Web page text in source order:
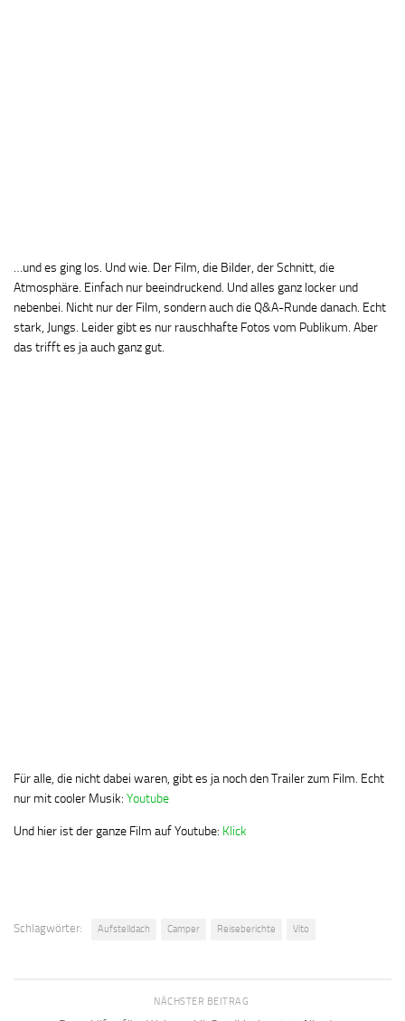
…und es ging los. Und wie. Der Film, die Bilder, der Schnitt, die
Atmosphäre. Einfach nur beeindruckend. Und alles ganz locker und
nebenbei. Nicht nur der Film, sondern auch die Q&A-Runde danach. Echt
stark, Jungs. Leider gibt es nur rauschhafte Fotos vom Publikum. Aber
das trifft es ja auch ganz gut.
Für alle, die nicht dabei waren, gibt es ja noch den Trailer zum Film. Echt
nur mit cooler Musik: Youtube
Und hier ist der ganze Film auf Youtube: Klick
Schlagwörter: Aufstelldach Camper Reiseberichte Vito
NÄCHSTER BEITRAG